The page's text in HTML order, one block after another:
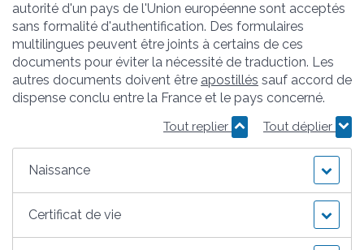
autorité d'un pays de l'Union européenne sont acceptés
sans formalité d'authentification. Des formulaires
multilingues peuvent être joints à certains de ces
documents pour éviter la nécessité de traduction. Les
autres documents doivent être apostillés sauf accord de
dispense conclu entre la France et le pays concerné.
Tout replier Tout déplier
Naissance
Certificat de vie